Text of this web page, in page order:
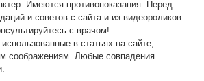
Имеются противопоказания. Перед
и советов с сайта и из видеороликов
с врачом!
в статьях на сайте,
соображениям. Любые совпадения